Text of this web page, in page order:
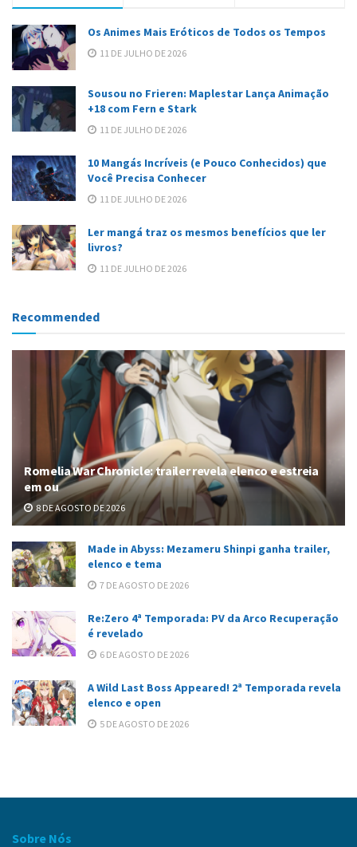
Os Animes Mais Eróticos de Todos os Tempos
11 DE JULHO DE 2026
Sousou no Frieren: Maplestar Lança Animação
+18 com Fern e Stark
11 DE JULHO DE 2026
10 Mangás Incríveis (e Pouco Conhecidos) que
Você Precisa Conhecer
11 DE JULHO DE 2026
Ler mangá traz os mesmos benefícios que ler
livros?
11 DE JULHO DE 2026
Recommended
Romelia War Chronicle: trailer revela elenco e estreia
em ou
8 DE AGOSTO DE 2026
Made in Abyss: Mezameru Shinpi ganha trailer,
elenco e tema
7 DE AGOSTO DE 2026
Re:Zero 4ª Temporada: PV da Arco Recuperação
é revelado
6 DE AGOSTO DE 2026
A Wild Last Boss Appeared! 2ª Temporada revela
elenco e open
5 DE AGOSTO DE 2026
Sobre Nós